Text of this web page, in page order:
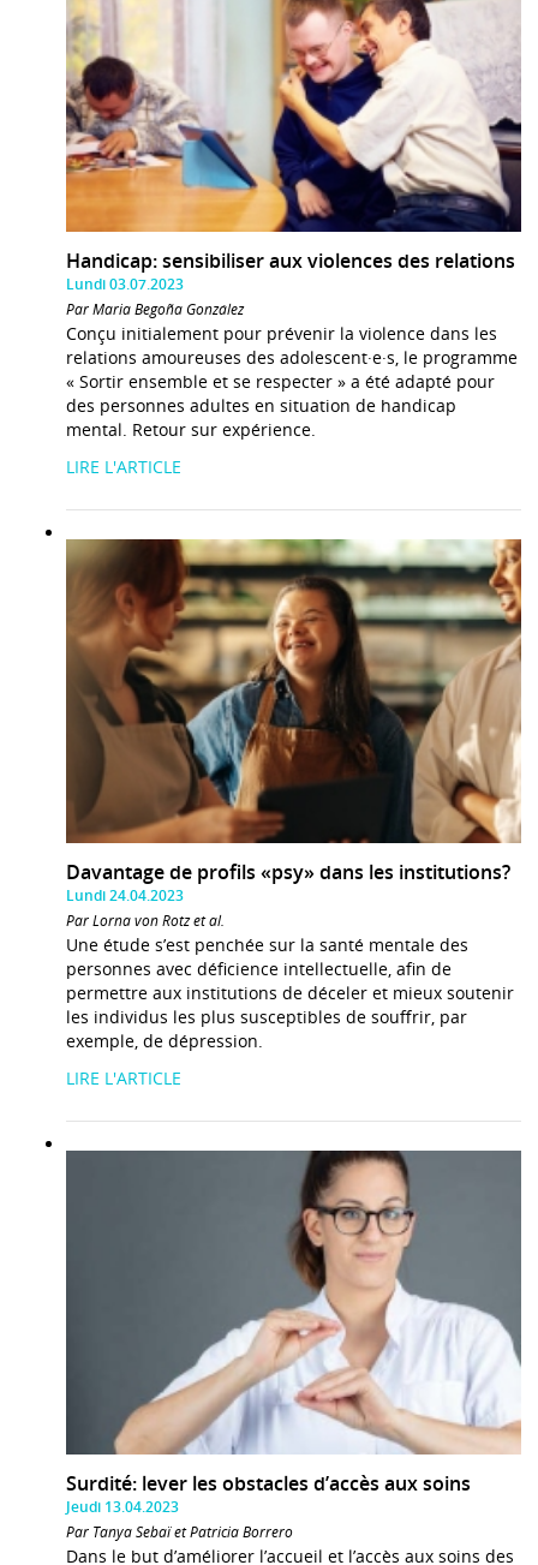
Handicap: sensibiliser aux violences des relations
Lundi 03.07.2023
Par Maria Begoña González
Conçu initialement pour prévenir la violence dans les
relations amoureuses des adolescent·e·s, le programme
« Sortir ensemble et se respecter » a été adapté pour
des personnes adultes en situation de handicap
mental. Retour sur expérience.
LIRE L'ARTICLE
Davantage de profils «psy» dans les institutions?
Lundi 24.04.2023
Par Lorna von Rotz et al.
Une étude s’est penchée sur la santé mentale des
personnes avec déficience intellectuelle, afin de
permettre aux institutions de déceler et mieux soutenir
les individus les plus susceptibles de souffrir, par
exemple, de dépression.
LIRE L'ARTICLE
Surdité: lever les obstacles d’accès aux soins
Jeudi 13.04.2023
Par Tanya Sebaï et Patricia Borrero
Dans le but d’améliorer l’accueil et l’accès aux soins des